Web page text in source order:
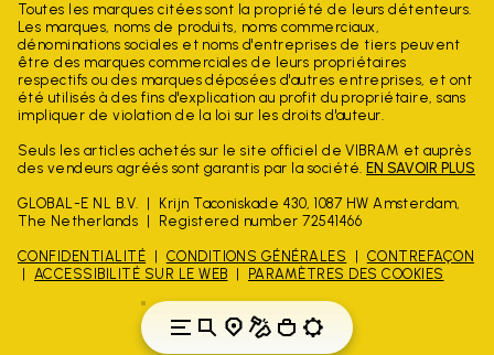
Toutes les marques citées sont la propriété de leurs détenteurs.
Les marques, noms de produits, noms commerciaux,
dénominations sociales et noms d'entreprises de tiers peuvent
être des marques commerciales de leurs propriétaires
respectifs ou des marques déposées d'autres entreprises, et ont
été utilisés à des fins d'explication au profit du propriétaire, sans
impliquer de violation de la loi sur les droits d'auteur.
Seuls les articles achetés sur le site officiel de VIBRAM et auprès
des vendeurs agréés sont garantis par la société. EN SAVOIR PLUS
GLOBAL-E NL B.V.
Krijn Taconiskade 430, 1087 HW Amsterdam,
The Netherlands
Registered number 72541466
CONFIDENTIALITÉ CONDITIONS GÉNÉRALES
CONTREFAÇON
ACCESSIBILITÉ SUR LE WEB
PARAMÈTRES DES COOKIES